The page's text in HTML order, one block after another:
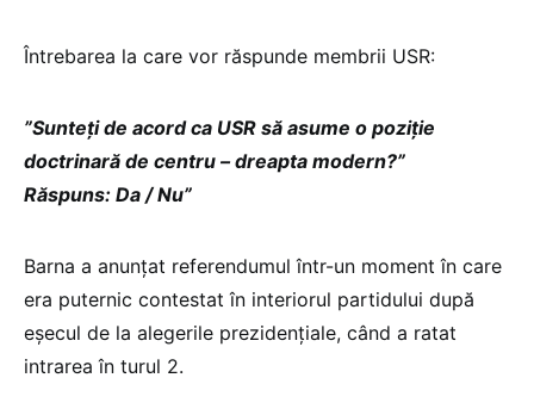
Întrebarea la care vor răspunde membrii USR:
”Sunteți de acord ca USR să asume o poziție
doctrinară de centru – dreapta modern?”
Răspuns: Da / Nu”
Barna a anunțat referendumul într-un moment în care
era puternic contestat în interiorul partidului după
eșecul de la alegerile prezidențiale, când a ratat
intrarea în turul 2.